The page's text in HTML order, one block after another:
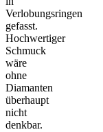
Verlobungsringen
gefasst.
Hochwertiger
Schmuck
wäre
ohne
Diamanten
überhaupt
nicht
denkbar.